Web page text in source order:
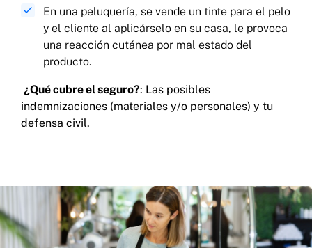
En una peluquería, se vende un tinte para el pelo
y el cliente al aplicárselo en su casa, le provoca
una reacción cutánea por mal estado del
producto.
¿Qué cubre el seguro?: Las posibles
indemnizaciones (materiales y/o personales) y tu
defensa civil.